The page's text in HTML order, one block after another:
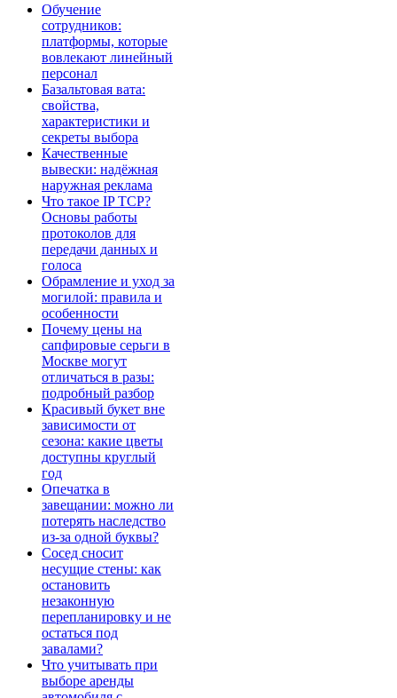
Обучение
сотрудников:
платформы, которые
вовлекают линейный
персонал
Базальтовая вата:
свойства,
характеристики и
секреты выбора
Качественные
вывески: надёжная
наружная реклама
Что такое IP TCP?
Основы работы
протоколов для
передачи данных и
голоса
Обрамление и уход за
могилой: правила и
особенности
Почему цены на
сапфировые серьги в
Москве могут
отличаться в разы:
подробный разбор
Красивый букет вне
зависимости от
сезона: какие цветы
доступны круглый
год
Опечатка в
завещании: можно ли
потерять наследство
из-за одной буквы?
Сосед сносит
несущие стены: как
остановить
незаконную
перепланировку и не
остаться под
завалами?
Что учитывать при
выборе аренды